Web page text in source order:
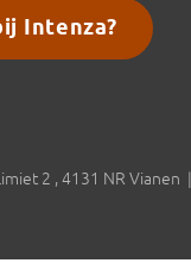
Intenza?
2 , 4131 NR Vianen |